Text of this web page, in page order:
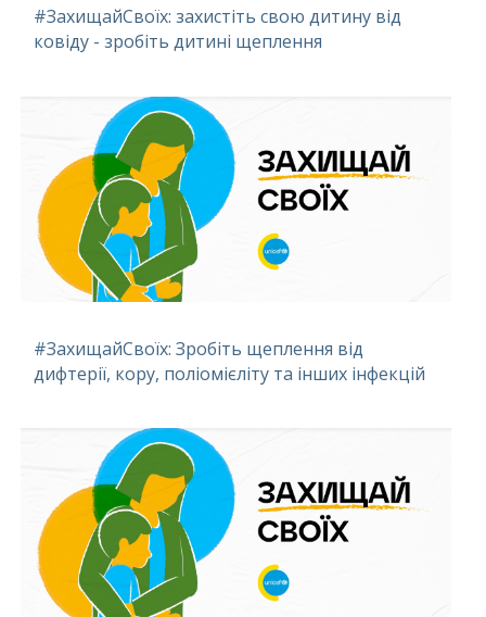
#ЗахищайСвоїх: захистіть свою дитину від
ковіду - зробіть дитині щеплення
#ЗахищайСвоїх: Зробіть щеплення від
дифтерії, кору, поліомієліту та інших інфекцій